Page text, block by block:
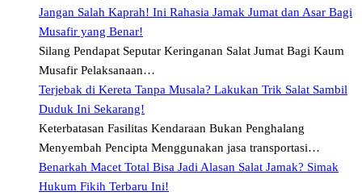
Jangan Salah Kaprah! Ini Rahasia Jamak Jumat dan Asar Bagi
Musafir yang Benar!
Silang Pendapat Seputar Keringanan Salat Jumat Bagi Kaum
Musafir Pelaksanaan…
Terjebak di Kereta Tanpa Musala? Lakukan Trik Salat Sambil
Duduk Ini Sekarang!
Keterbatasan Fasilitas Kendaraan Bukan Penghalang
Menyembah Pencipta Menggunakan jasa transportasi…
Benarkah Macet Total Bisa Jadi Alasan Salat Jamak? Simak
Hukum Fikih Terbaru Ini!